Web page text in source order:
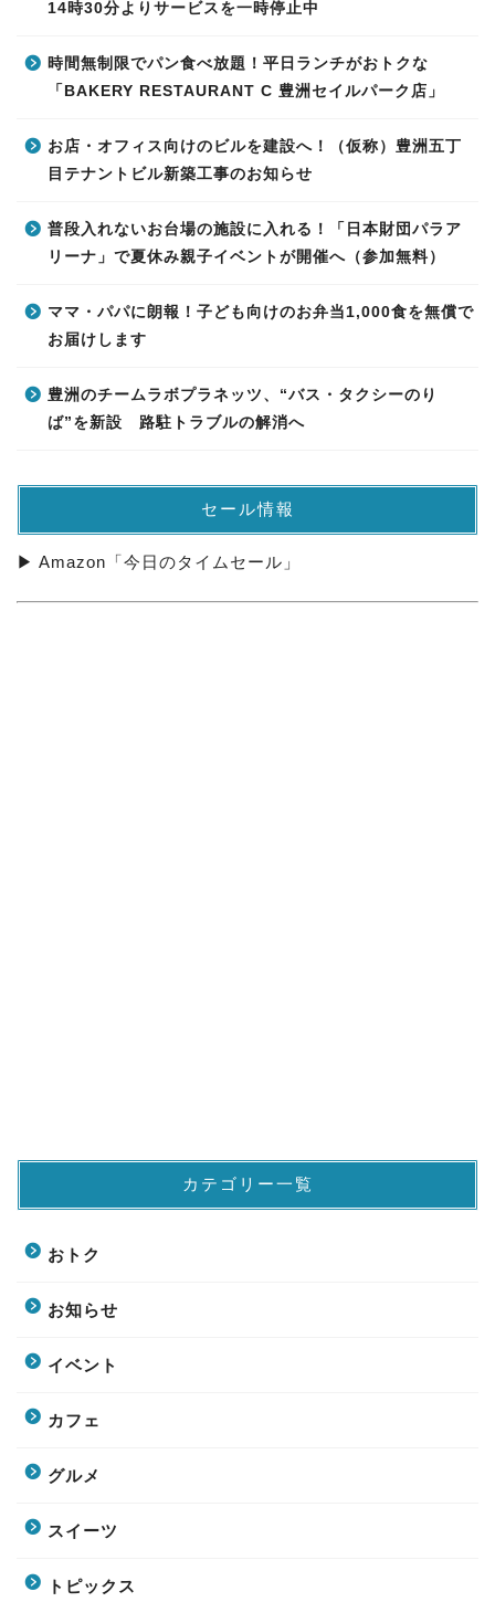
14時30分よりサービスを一時停止中
時間無制限でパン食べ放題！平日ランチがおトクな
「BAKERY RESTAURANT C 豊洲セイルパーク店」
お店・オフィス向けのビルを建設へ！（仮称）豊洲五丁
目テナントビル新築工事のお知らせ
普段入れないお台場の施設に入れる！「日本財団パラア
リーナ」で夏休み親子イベントが開催へ（参加無料）
ママ・パパに朗報！子ども向けのお弁当1,000食を無償で
お届けします
豊洲のチームラボプラネッツ、“バス・タクシーのり
ば”を新設 路駐トラブルの解消へ
セール情報
▶ Amazon「今日のタイムセール」
カテゴリー一覧
おトク
お知らせ
イベント
カフェ
グルメ
スイーツ
トピックス